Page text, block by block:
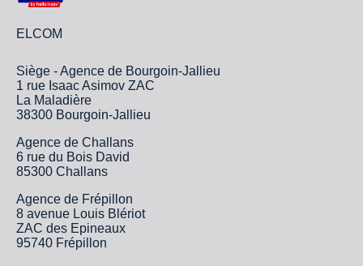
ELCOM
Siège - Agence de Bourgoin-Jallieu
1 rue Isaac Asimov ZAC
La Maladière
38300 Bourgoin-Jallieu
Agence de Challans
6 rue du Bois David
85300 Challans
Agence de Frépillon
8 avenue Louis Blériot
ZAC des Epineaux
95740 Frépillon